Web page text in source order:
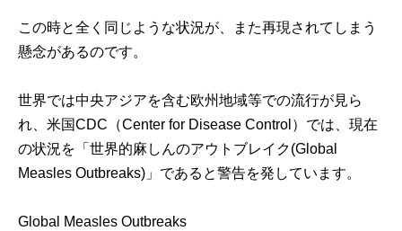
この時と全く同じような状況が、また再現されてしまう
懸念があるのです。
世界では中央アジアを含む欧州地域等での流行が見ら
れ、米国CDC（Center for Disease Control）では、現在
の状況を「世界的麻しんのアウトブレイク(Global
Measles Outbreaks)」であると警告を発しています。
Global Measles Outbreaks